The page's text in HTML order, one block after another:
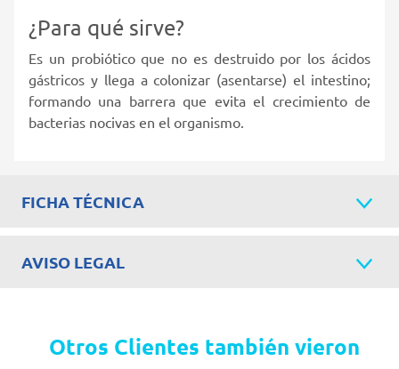
¿Para qué sirve?
Es un probiótico que no es destruido por los ácidos
gástricos y llega a colonizar (asentarse) el intestino;
formando una barrera que evita el crecimiento de
bacterias nocivas en el organismo.
FICHA TÉCNICA
AVISO LEGAL
Otros Clientes también vieron